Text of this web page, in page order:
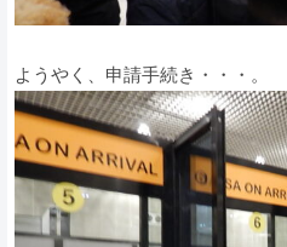
ようやく、申請手続き・・・。